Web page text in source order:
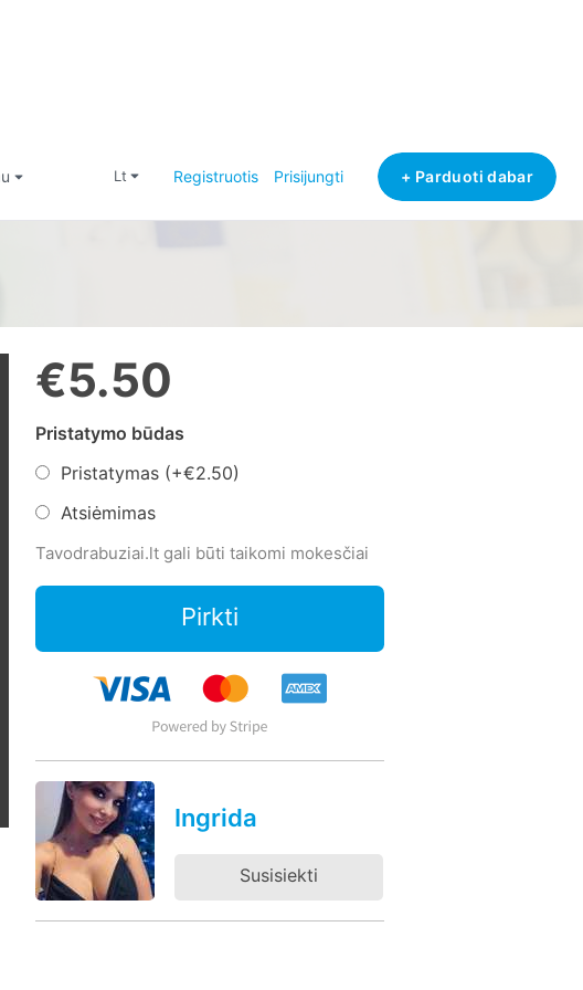
lt Registruotis Prisijungti + Parduoti dabar
€5.50
Pristatymo būdas
Pristatymas (+€2.50)
Atsiėmimas
Tavodrabuziai.lt gali būti taikomi mokesčiai
Pirkti
Ingrida
Susisiekti